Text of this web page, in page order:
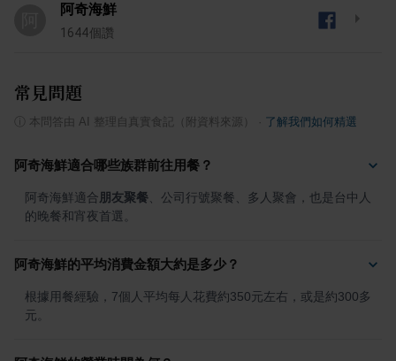
阿奇海鮮
1644個讚
常見問題
本問答由 AI 整理自真實食記（附資料來源） 了解我們如何精選
阿奇海鮮適合哪些族群前往用餐？
阿奇海鮮適合 朋友聚餐 、公司行號聚餐、多人聚會，也是台中人
的晚餐和宵夜首選。
阿奇海鮮的平均消費金額大約是多少？
根據用餐經驗，7個人平均每人花費約350元左右，或是約300多
元。